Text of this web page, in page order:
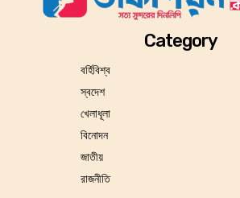
Category
বর্হিবিশ্ব
স্বদেশ
খেলাধূলা
বিনোদন
জাতীয়
রাজনীতি